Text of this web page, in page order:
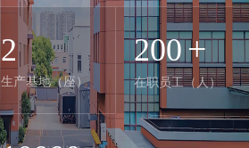
2
生产基地（座）
200+
在职员工（人）